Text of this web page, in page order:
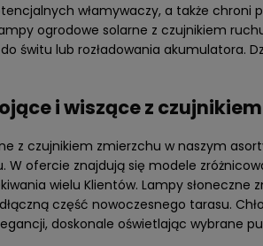
włamywaczy, a także
ogrodowe solarne z czujnikiem
świtu lub rozładowania akumulatora.
i wiszące z
z czujnikiem zmierzchu w naszym
W ofercie znajdują się modele
wielu Klientów. Lampy
część nowoczesnego tarasu.
doskonale oświetlając wybrane